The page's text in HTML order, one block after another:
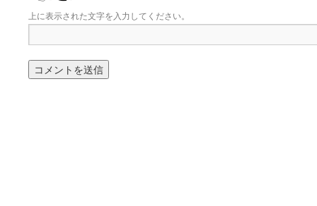
上に表示された文字を入力してください。